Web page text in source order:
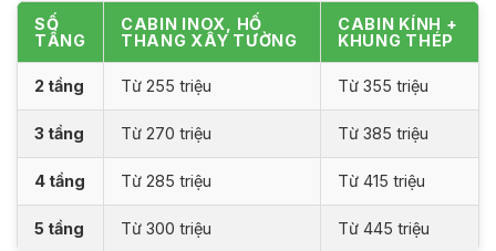
SỐ
TẦNG
CABIN INOX, HỐ
THANG XÂY TƯỜNG
CABIN KÍNH +
KHUNG THÉP
2 tầng Từ 255 triệu Từ 355 triệu
3 tầng Từ 270 triệu Từ 385 triệu
4 tầng Từ 285 triệu Từ 415 triệu
5 tầng Từ 300 triệu Từ 445 triệu